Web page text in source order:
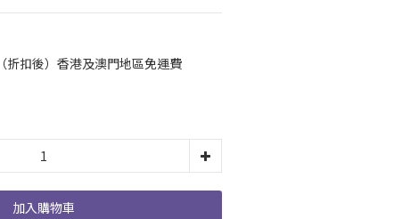
折扣後）香港及澳門地區免運費
加入購物車